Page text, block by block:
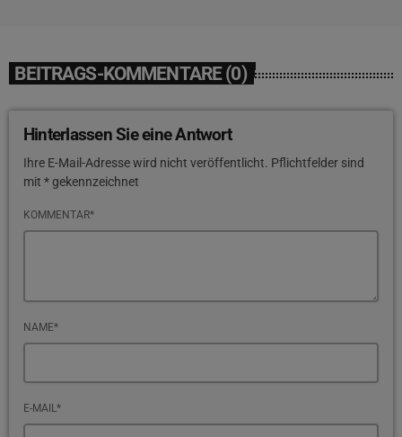
BEITRAGS-KOMMENTARE (0)
Hinterlassen Sie eine Antwort
Ihre E-Mail-Adresse wird nicht veröffentlicht. Pflichtfelder sind
mit * gekennzeichnet
KOMMENTAR*
NAME*
E-MAIL*